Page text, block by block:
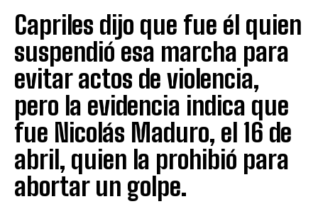
Capriles dijo que fue él quien
suspendió esa marcha para
evitar actos de violencia,
pero la evidencia indica que
fue Nicolás Maduro, el 16 de
abril, quien la prohibió para
abortar un golpe.